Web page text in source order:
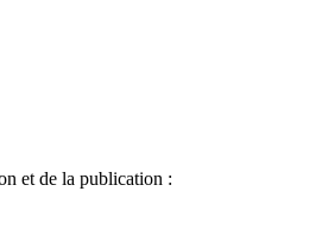
et de la publication :